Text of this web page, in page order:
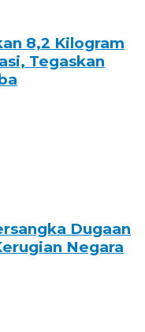
8,2 Kilogram
Tegaskan
Dugaan
Negara